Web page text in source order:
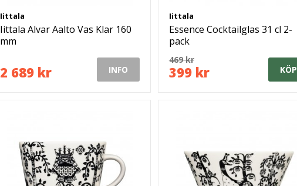
Iittala
Iittala Alvar Aalto Vas Klar 160
mm
2 689 kr INFO
Iittala
Essence Cocktailglas 31 cl 2-
pack
469 kr
399 kr KÖP